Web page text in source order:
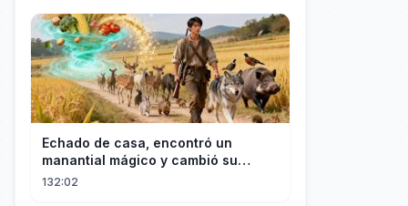
Echado de casa, encontró un
manantial mágico y cambió su
destino convirtiéndose en el más
132:02